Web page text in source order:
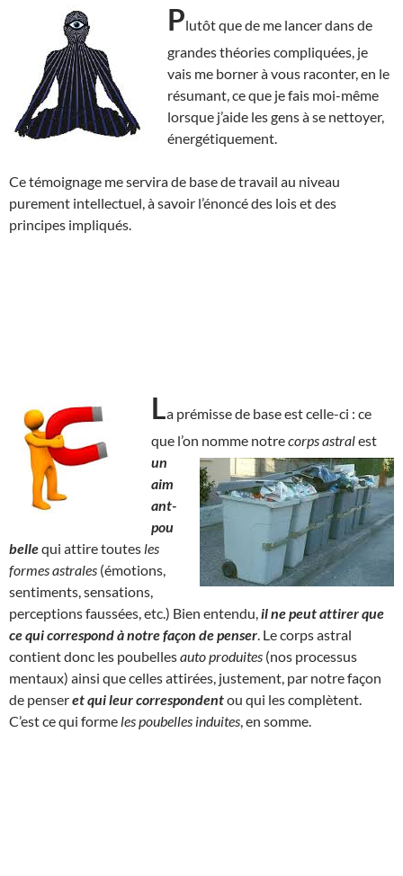
Plutôt que de me lancer dans de
grandes théories compliquées, je
vais me borner à vous raconter, en le
résumant, ce que je fais moi-même
lorsque j’aide les gens à se nettoyer,
énergétiquement.
Ce témoignage me servira de base de travail au niveau
purement intellectuel, à savoir l’énoncé des lois et des
principes impliqués.
La prémisse de base est celle-ci : ce
que l’on nomme notrecorps astralest
un
aim
ant-
pou
bellequi attire toutes les
formes astrales (émotions,
sentiments, sensations,
perceptions faussées, etc.) Bien entendu, il ne peut attirer que
ce qui correspond à notre façon de penser . Le corps astral
contient donc les poubellesauto produites (nos processus
mentaux) ainsi que celles attirées, justement, par notre façon
de penseret quileur correspondentou qui les complètent.
C’est ce qui forme les poubelles induites , en somme.